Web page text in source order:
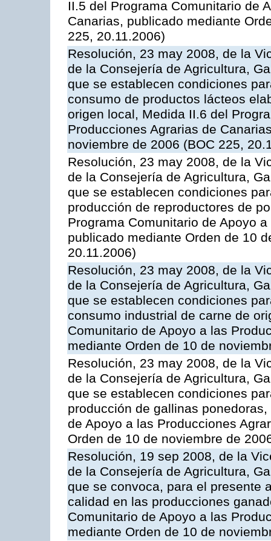
II.5 del Programa Comunitario de
Canarias, publicado mediante
225, 20.11.2006)
Resolución, 23 may 2008, de la
de la Consejería de Agricultura,
que se establecen condiciones
consumo de productos lácteos
origen local, Medida II.6 del
Producciones Agrarias de
noviembre de 2006 (BOC 225,
Resolución, 23 may 2008, de la
de la Consejería de Agricultura,
que se establecen condiciones
producción de reproductores de
Programa Comunitario de Apoyo
publicado mediante Orden de 10
20.11.2006)
Resolución, 23 may 2008, de la
de la Consejería de Agricultura,
que se establecen condiciones
consumo industrial de carne de
Comunitario de Apoyo a las
mediante Orden de 10 de
Resolución, 23 may 2008, de la
de la Consejería de Agricultura,
que se establecen condiciones
producción de gallinas
de Apoyo a las Producciones
Orden de 10 de noviembre de
Resolución, 19 sep 2008, de la
de la Consejería de Agricultura,
que se convoca, para el presente
calidad en las producciones
Comunitario de Apoyo a las
mediante Orden de 10 de